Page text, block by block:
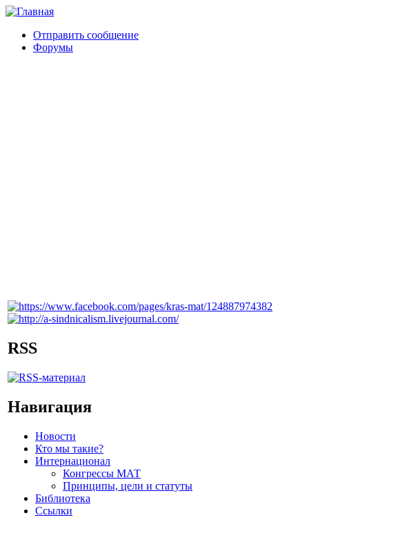
Отправить сообщение
Форумы
RSS
Навигация
Новости
Кто мы такие?
Интернационал
Конгрессы МАТ
Принципы, цели и статуты
Библиотека
Ссылки